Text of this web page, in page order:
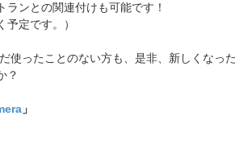
ンとの関連付けも可能です！
予定です。）
使ったことのない方も、是非、新しくなっ
？
」